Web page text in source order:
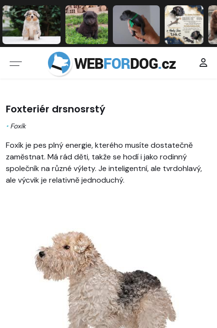
Foxteriér drsnosrstý
• Foxík
Foxík je pes plný energie, kterého musíte dostatečně
zaměstnat. Má rád děti, takže se hodí i jako rodinný
společník na různé výlety. Je inteligentní, ale tvrdohlavý,
ale výcvik je relativně jednoduchý.